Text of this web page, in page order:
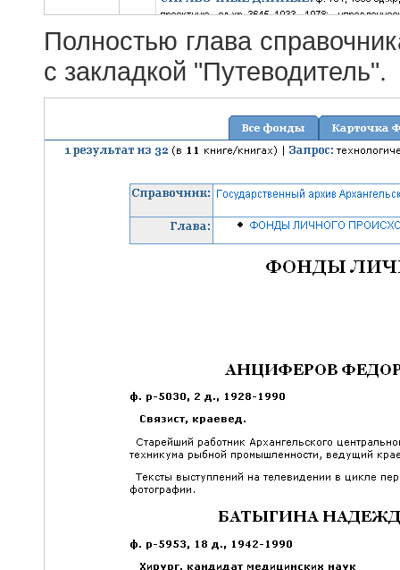
Полностью глава
с закладкой "Путеводитель".